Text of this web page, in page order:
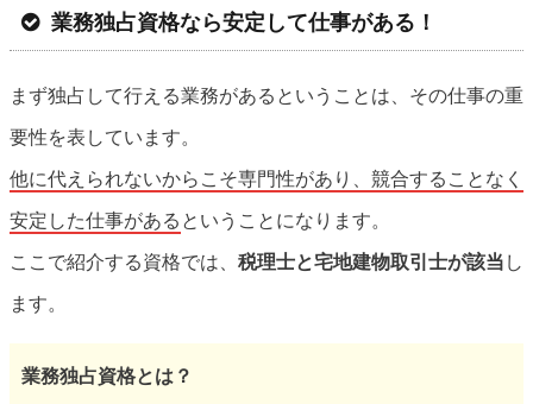
業務独占資格なら安定して仕事がある！
まず独占して行える業務があるということは、その仕事の重
要性を表しています。
他に代えられないからこそ専門性があり、競合することなく
安定した仕事がある ということになります。
ここで紹介する資格では、 税理士と宅地建物取引士が該当 し
ます。
業務独占資格とは？